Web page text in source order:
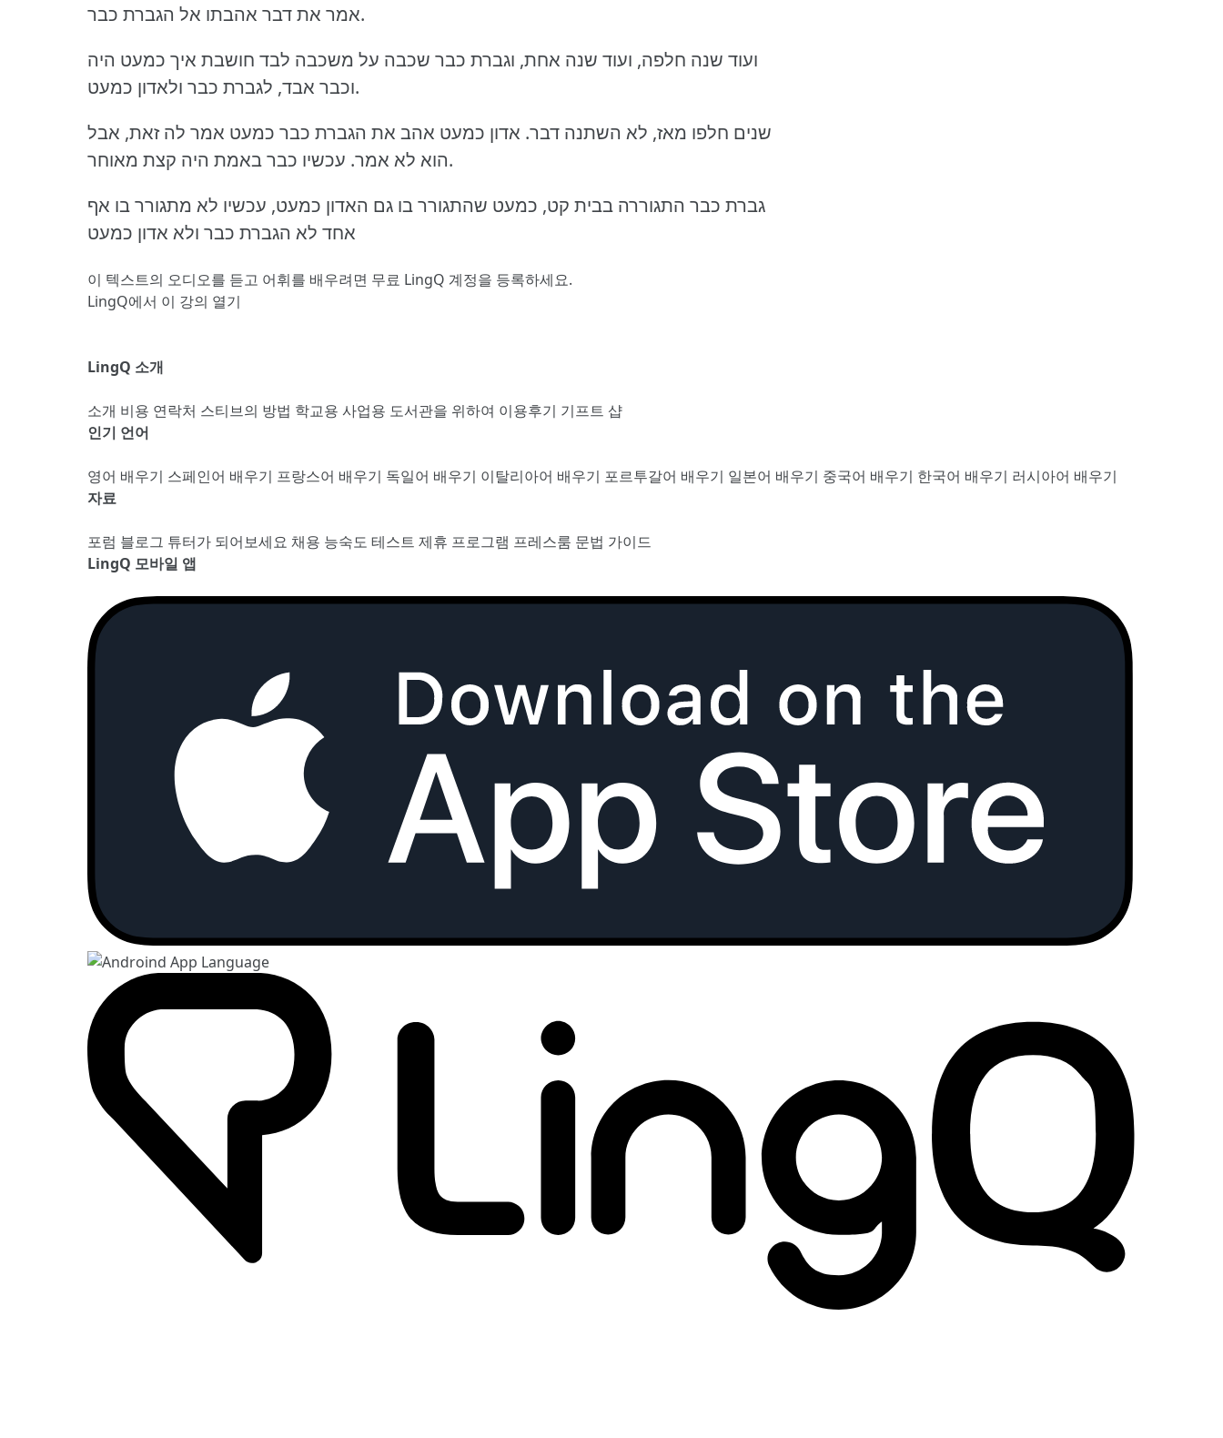
אמר את דבר אהבתו אל הגברת כבר.
ועוד שנה חלפה, ועוד שנה אחת, וגברת כבר שכבה על משכבה לבד חושבת איך כמעט היה
וכבר אבד, לגברת כבר ולאדון כמעט.
שנים חלפו מאז, לא השתנה דבר. אדון כמעט אהב את הגברת כבר כמעט אמר לה זאת, אבל
הוא לא אמר.עכשיו כבר באמת היה קצת מאוחר.
גברת כבר התגוררה בבית קט, כמעט שהתגורר בו גם האדון כמעט, עכשיו לא מתגורר בו אף
אחד לא הגברת כבר ולא אדון כמעט
이 텍스트의 오디오를 듣고 어휘를 배우려면 무료 LingQ 계정을 등록하세요.
LingQ에서 이 강의 열기
LingQ 소개
소개 비용 연락처 스티브의 방법 학교용 사업용 도서관을 위하여 이용후기 기프트 샵
인기 언어
영어 배우기 스페인어 배우기 프랑스어 배우기 독일어 배우기 이탈리아어 배우기 포르투갈어 배우기 일본어 배우기 중국어 배우기 한국어 배우기 러시아어 배우기
자료
포럼 블로그 튜터가 되어보세요 채용 능숙도 테스트 제휴 프로그램 프레스룸 문법 가이드
LingQ 모바일 앱